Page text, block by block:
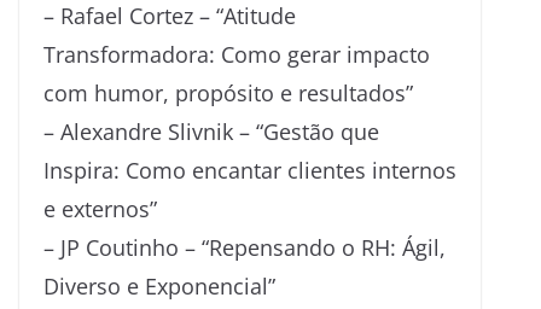
– Rafael Cortez – “Atitude
Transformadora: Como gerar impacto
com humor, propósito e resultados”
– Alexandre Slivnik – “Gestão que
Inspira: Como encantar clientes internos
e externos”
– JP Coutinho – “Repensando o RH: Ágil,
Diverso e Exponencial”